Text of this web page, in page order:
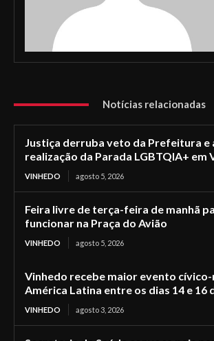
Notícias relacionadas
Justiça derruba veto da Prefeitura e
realização da Parada LGBTQIA+ em
VINHEDO agosto 5, 2026
Feira livre de terça-feira de manhã
funcionar na Praça do Avião
VINHEDO agosto 5, 2026
Vinhedo recebe maior evento
América Latina entre os dias 14 e 16
VINHEDO agosto 3, 2026